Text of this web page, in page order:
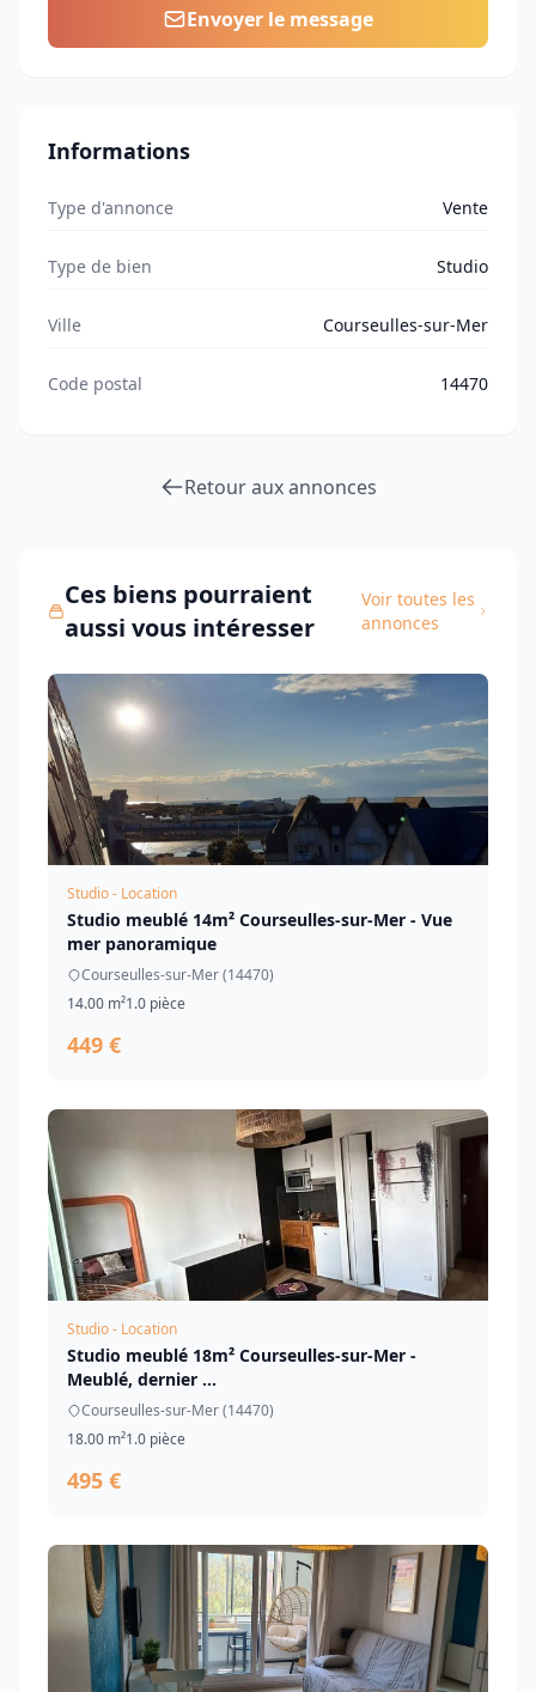
Envoyer le message
Informations
Type d'annonce Vente
Type de bien Studio
Ville Courseulles-sur-Mer
Code postal 14470
Retour aux annonces
Ces biens pourraient
aussi vous intéresser
Voir toutes les
annonces
Studio - Location
Studio meublé 14m² Courseulles-sur-Mer - Vue
mer panoramique
Courseulles-sur-Mer (14470)
14.00 m²1.0 pièce
449 €
Studio - Location
Studio meublé 18m² Courseulles-sur-Mer -
Meublé, dernier ...
Courseulles-sur-Mer (14470)
18.00 m²1.0 pièce
495 €